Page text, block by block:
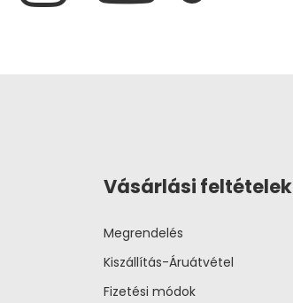
Vásárlási feltételek
Megrendelés
Kiszállítás-Áruátvétel
Fizetési módok